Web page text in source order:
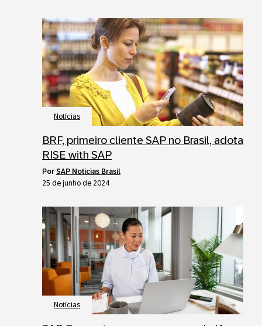
Notícias
BRF, primeiro cliente SAP no Brasil, adota
RISE with SAP
por SAP Notícias Brasil
25 de junho de 2024
Notícias